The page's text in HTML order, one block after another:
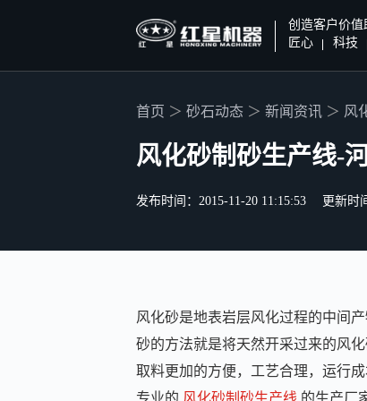
创造客户价
匠心
科技
首页 砂石动态 新闻资讯 风
风化砂制砂生产线-
发布时间：2015-11-20 11:15:53 更新时
风化砂是地表岩层风化过程的中间
砂的方法就是将天然开采过来的风
取料更加的方便，工艺合理，运行
专业的 风化砂制砂生产线 的生产厂